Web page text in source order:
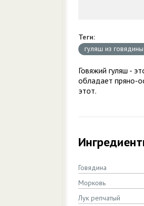
Теги:
гуляш из говядины
Говяжий гуляш -
обладает пряно-
этот.
Говядина
Морковь
Лук репчатый